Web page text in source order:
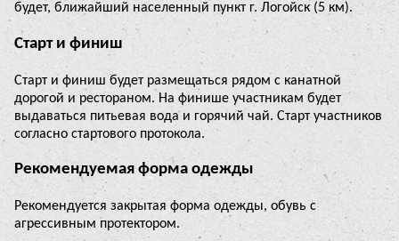
будет, ближайший населенный пункт г. Логойск (5 км).
Старт и финиш
Старт и финиш будет размещаться рядом с канатной
дорогой и рестораном. На финише участникам будет
выдаваться питьевая вода и горячий чай. Старт участников
согласно стартового протокола.
Рекомендуемая форма одежды
Рекомендуется закрытая форма одежды, обувь с
агрессивным протектором.